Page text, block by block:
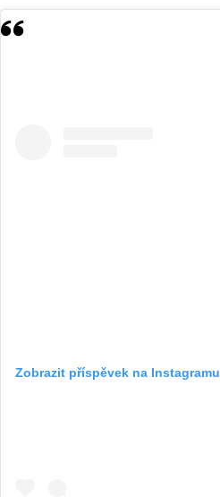
Zobrazit příspěvek na Instagramu